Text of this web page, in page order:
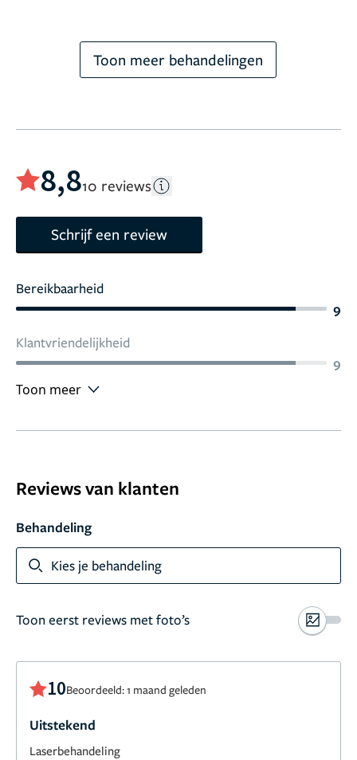
Toon meer behandelingen
8,810 reviews
Schrijf een review
Bereikbaarheid
9
Klantvriendelijkheid
9
Toon meer
Reviews van klanten
Behandeling
Kies je behandeling
Toon eerst reviews met foto’s
10Beoordeeld: 1 maand geleden
Uitstekend
Laserbehandeling